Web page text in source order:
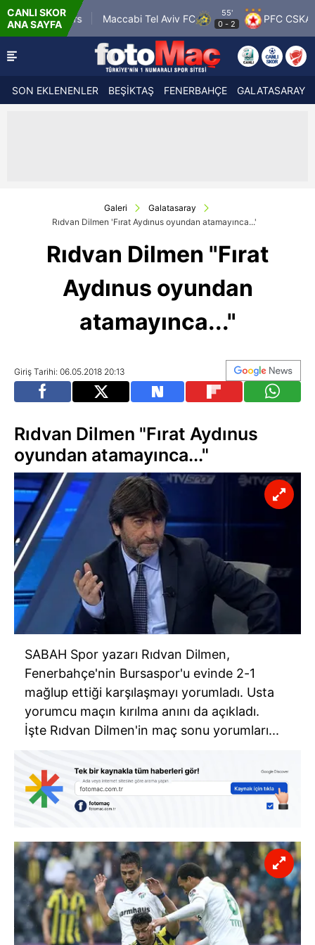
CANLI SKOR
ANA SAYFA
Rangers Maccabi Tel Aviv FC
55'
0- PFC CSKA
SON EKLENENLER BEŞİKTAŞ FENERBAHÇE GALATASARAY
Galeri
Galatasaray
Rıdvan Dilmen 'Fırat Aydınus oyundan atamayınca...'
Rıdvan Dilmen "Fırat
Aydınus oyundan
atamayınca..."
Giriş Tarihi: 06.05.2018 20:13
Rıdvan Dilmen "Fırat Aydınus
oyundan atamayınca..."
SABAH Spor yazarı Rıdvan Dilmen,
Fenerbahçe'nin Bursaspor'u evinde 2-1
mağlup ettiği karşılaşmayı yorumladı. Usta
yorumcu maçın kırılma anını da açıkladı.
İşte Rıdvan Dilmen'in maç sonu yorumları...